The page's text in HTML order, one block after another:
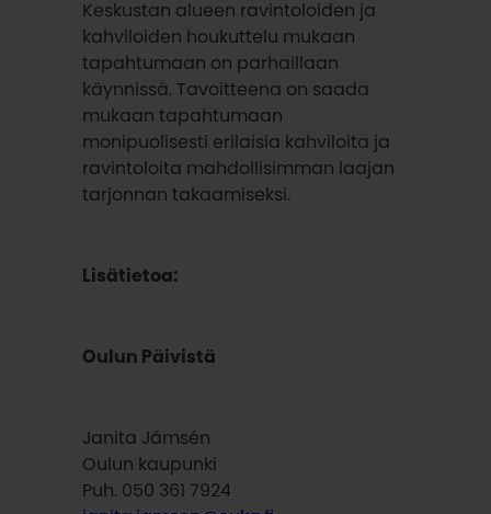
Keskustan alueen ravintoloiden ja
kahviloiden houkuttelu mukaan
tapahtumaan on parhaillaan
käynnissä. Tavoitteena on saada
mukaan tapahtumaan
monipuolisesti erilaisia kahviloita ja
ravintoloita mahdollisimman laajan
tarjonnan takaamiseksi.
Lisätietoa:
Oulun Päivistä
Janita Jämsén
Oulun kaupunki
Puh. 050 361 7924